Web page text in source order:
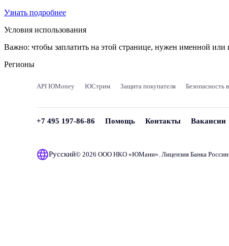
Узнать подробнее
Условия использования
Важно: чтобы заплатить на этой странице, нужен именной
Регионы
API ЮMoney ЮСтрим Защита покупателя Безопасность
+7 495 197-86-86 Помощь Контакты Вакансии
Русский© 2026 ООО НКО «ЮМани». Лицензия Банка